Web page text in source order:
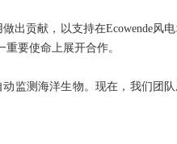
出贡献，以支持在Ecowende风
要使命上展开合作。
监测海洋生物。现在，我们团